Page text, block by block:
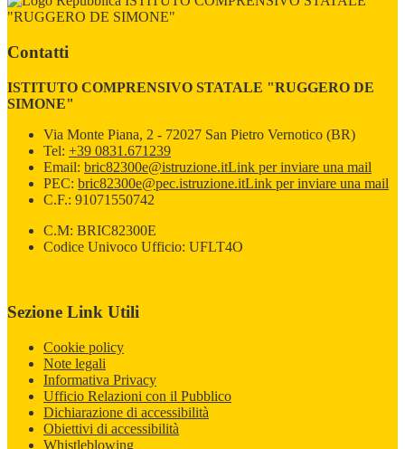
"RUGGERO DE SIMONE"
Contatti
ISTITUTO COMPRENSIVO STATALE "RUGGERO DE
SIMONE"
Via Monte Piana, 2 - 72027 San Pietro Vernotico (BR)
Tel: +39 0831.671239
Email: bric82300e@istruzione.itLink per inviare una mail
PEC: bric82300e@pec.istruzione.itLink per inviare una mail
C.F.: 91071550742
C.M: BRIC82300E
Codice Univoco Ufficio: UFLT4O
Sezione Link Utili
Cookie policy
Note legali
Informativa Privacy
Ufficio Relazioni con il Pubblico
Dichiarazione di accessibilità
Obiettivi di accessibilità
Whistleblowing